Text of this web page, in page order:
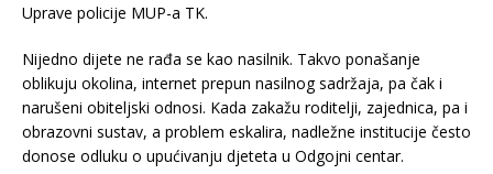
Uprave policije MUP-a TK.
Nijedno dijete ne rađa se kao nasilnik. Takvo ponašanje
oblikuju okolina, internet prepun nasilnog sadržaja, pa čak i
narušeni obiteljski odnosi. Kada zakažu roditelji, zajednica, pa i
obrazovni sustav, a problem eskalira, nadležne institucije često
donose odluku o upućivanju djeteta u Odgojni centar.